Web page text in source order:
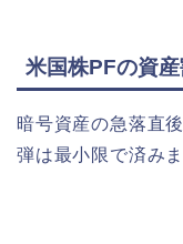
米国株PFの資
暗号資産の急落直
弾は最小限で済みま